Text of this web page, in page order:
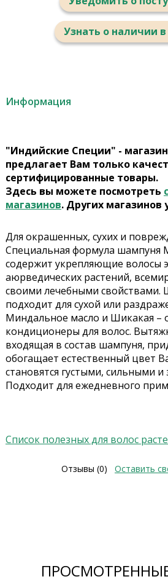
Узнать о наличии
Информация
"Индийские Специи" -
предлагает Вам только
сертифицированные товары.
Здесь вы можете посмотреть
магазинов. Других магазинов
Для окрашенных, сухих и
Специальная формула
содержит укрепляющие волосы
аюрведических растений,
своими лечебными свойствами.
подходит для сухой или
Миндальное масло и Шикакая –
кондиционеры для волос.
входящая в состав шампуня,
обогащает естественный цвет
становятся густыми, сильными
Подходит для ежедневного
Список полезных для волос
Отзывы (0) Оставить